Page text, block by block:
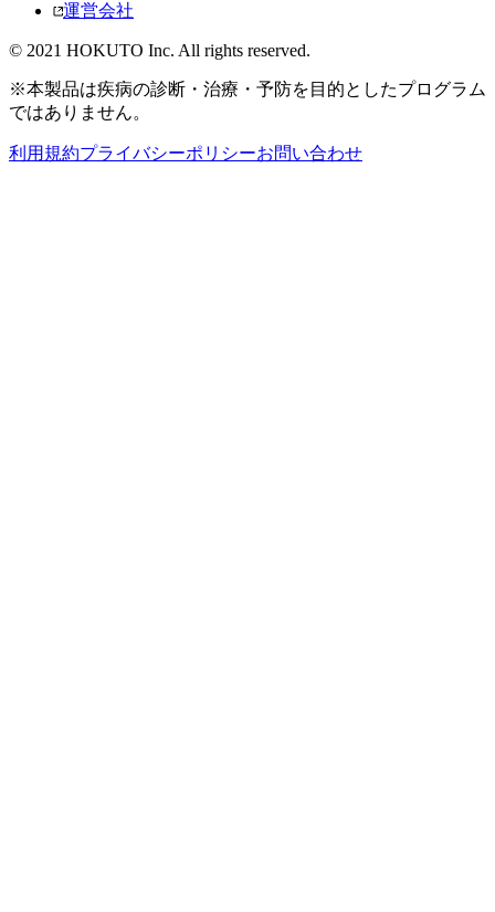
運営会社
© 2021 HOKUTO Inc. All rights reserved.
※本製品は疾病の診断・治療・予防を目的としたプログラム
ではありません。
利用規約プライバシーポリシーお問い合わせ